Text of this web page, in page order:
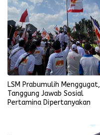
LSM Prabumulih Menggugat,
Tanggung Jawab Sosial
Pertamina Dipertanyakan